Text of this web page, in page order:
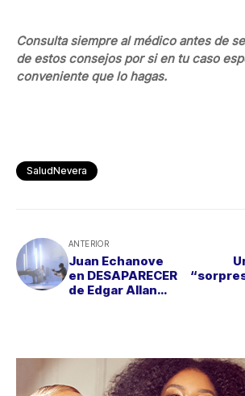
Consulta siempre al médico antes de
de estos consejos por si en tu caso
conveniente que lo hagas.
SaludNevera
ANTERIOR
Juan Echanove
en DESAPARECER
de Edgar Allan